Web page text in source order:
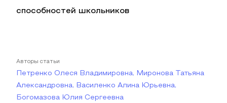
способностей школьников
Авторы статьи
Петренко Олеся Владимировна, Миронова Татьяна
Александровна, Василенко Алина Юрьевна,
Богомазова Юлия Сергеевна